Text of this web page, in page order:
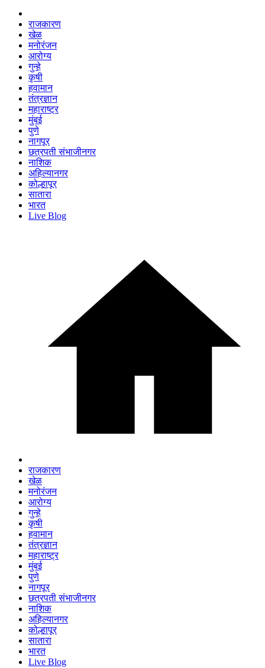
राजकारण
खेळ
मनोरंजन
आरोग्य
गुन्हे
कृषी
हवामान
तंत्रज्ञान
महाराष्ट्र
मुंबई
पुणे
नागपूर
छत्रपती संभाजीनगर
नाशिक
अहिल्यानगर
कोल्हापूर
सातारा
भारत
Live Blog
राजकारण
खेळ
मनोरंजन
आरोग्य
गुन्हे
कृषी
हवामान
तंत्रज्ञान
महाराष्ट्र
मुंबई
पुणे
नागपूर
छत्रपती संभाजीनगर
नाशिक
अहिल्यानगर
कोल्हापूर
सातारा
भारत
Live Blog